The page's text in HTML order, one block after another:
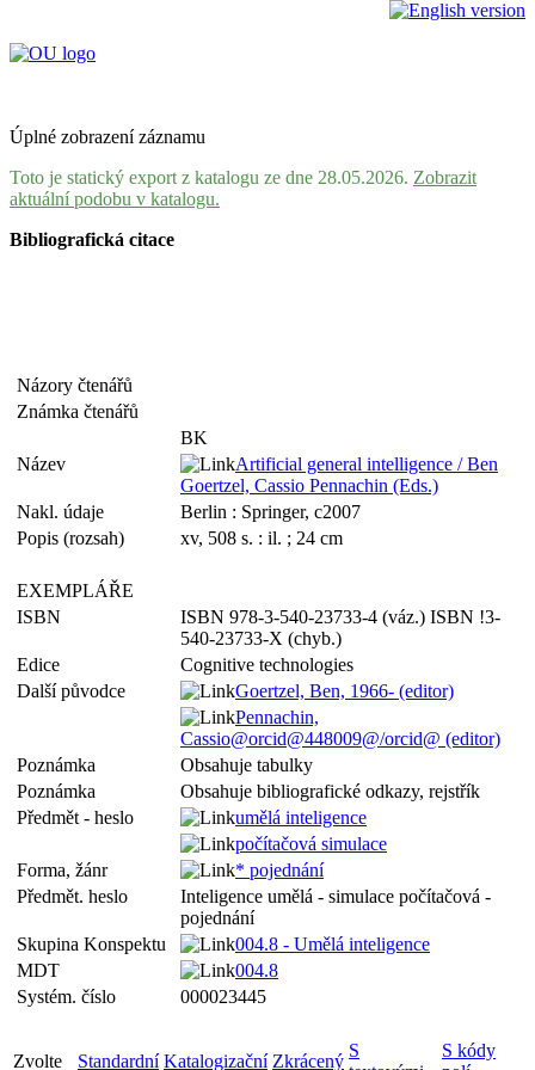
Úplné zobrazení záznamu
Toto je statický export z katalogu ze dne 28.05.2026. Zobrazit
aktuální podobu v katalogu.
Bibliografická citace
Názory čtenářů
Známka čtenářů
BK
Název
Artificial general intelligence / Ben
Goertzel, Cassio Pennachin (Eds.)
Nakl. údaje
Berlin : Springer, c2007
Popis (rozsah)
xv, 508 s. : il. ; 24 cm
EXEMPLÁŘE
ISBN
ISBN 978-3-540-23733-4 (váz.) ISBN !3-
540-23733-X (chyb.)
Edice
Cognitive technologies
Další původce
Goertzel, Ben, 1966- (editor)
Pennachin,
Cassio@orcid@448009@/orcid@ (editor)
Poznámka
Obsahuje tabulky
Poznámka
Obsahuje bibliografické odkazy, rejstřík
Předmět - heslo
umělá inteligence
počítačová simulace
Forma, žánr
* pojednání
Předmět. heslo
Inteligence umělá - simulace počítačová -
pojednání
Skupina Konspektu
004.8 - Umělá inteligence
MDT
004.8
Systém. číslo
000023445
Zvolte Standardní Katalogizační Zkrácený
S
S kódy